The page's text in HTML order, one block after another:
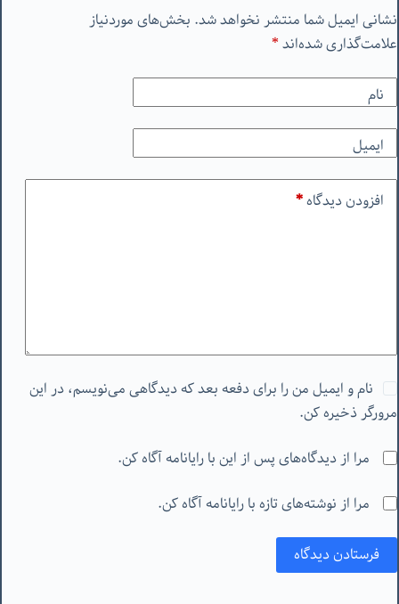
نشانی ایمیل شما منتشر نخواهد شد. بخش‌های موردنیاز
علامت‌گذاری شده‌اند*
نام
ایمیل
افزودن دیدگاه*
نام و ایمیل من را برای دفعه بعد که دیدگاهی می‌نویسم، در این
مرورگر ذخیره کن.
مرا از دیدگاه‌های پس از این با رایانامه آگاه کن.
مرا از نوشته‌های تازه با رایانامه آگاه کن.
فرستادن دیدگاه